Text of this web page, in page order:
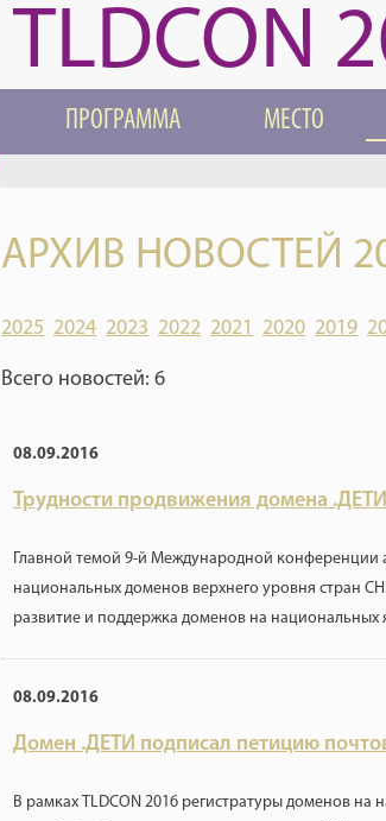
TLDCON
ПРОГРАММА МЕСТО
АРХИВ НОВОСТЕЙ
2025 2024 2023 2022 2021 2020 2019
Всего новостей: 6
08.09.2016
Трудности продвижения домена .ДЕТИ
Главной темой 9-й Международной конференции
национальных доменов верхнего уровня стран
развитие и поддержка доменов на национальных
08.09.2016
Домен .ДЕТИ подписал петицию
В рамках TLDCON 2016 регистратуры доменов